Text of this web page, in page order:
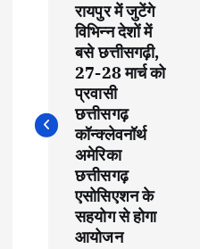
t
रायपुर में जुटेंगे
विभिन्न देशों में
बसे छत्तीसगढ़ी,
27-28 मार्च को
प्रवासी
छत्तीसगढ़
कॉन्क्लेवनॉर्थ
अमेरिका
छत्तीसगढ़
एसोसिएशन के
सहयोग से होगा
आयोजन